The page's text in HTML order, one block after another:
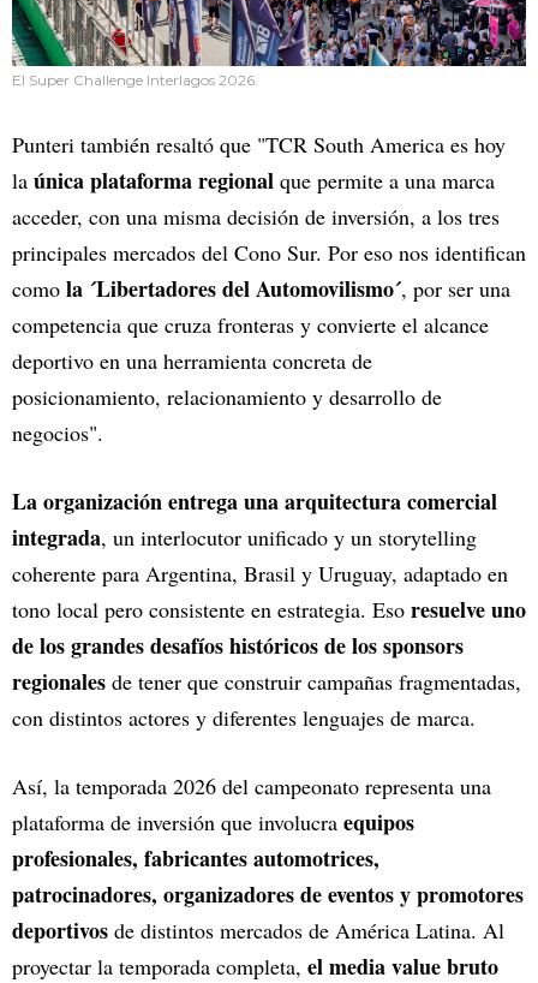
El Super Challenge Interlagos 2026.
Punteri también resaltó que "TCR South America es hoy
la única plataforma regional que permite a una marca
acceder, con una misma decisión de inversión, a los tres
principales mercados del Cono Sur. Por eso nos identifican
como la ´Libertadores del Automovilismo´, por ser una
competencia que cruza fronteras y convierte el alcance
deportivo en una herramienta concreta de
posicionamiento, relacionamiento y desarrollo de
negocios".
La organización entrega una arquitectura comercial
integrada, un interlocutor unificado y un storytelling
coherente para Argentina, Brasil y Uruguay, adaptado en
tono local pero consistente en estrategia. Eso resuelve uno
de los grandes desafíos históricos de los sponsors
regionales de tener que construir campañas fragmentadas,
con distintos actores y diferentes lenguajes de marca.
Así, la temporada 2026 del campeonato representa una
plataforma de inversión que involucra equipos
profesionales, fabricantes automotrices,
patrocinadores, organizadores de eventos y promotores
deportivos de distintos mercados de América Latina. Al
proyectar la temporada completa, el media value bruto